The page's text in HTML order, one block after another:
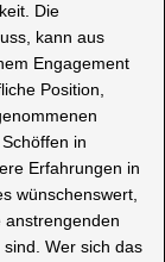
Die
kann aus
Engagement
Position,
in
Erfahrungen in
wünschenswert,
anstrengenden
Wer sich das